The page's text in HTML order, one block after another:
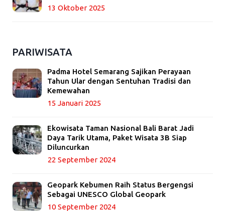
13 Oktober 2025
PARIWISATA
Padma Hotel Semarang Sajikan Perayaan
Tahun Ular dengan Sentuhan Tradisi dan
Kemewahan
15 Januari 2025
Ekowisata Taman Nasional Bali Barat Jadi
Daya Tarik Utama, Paket Wisata 3B Siap
Diluncurkan
22 September 2024
Geopark Kebumen Raih Status Bergengsi
Sebagai UNESCO Global Geopark
10 September 2024